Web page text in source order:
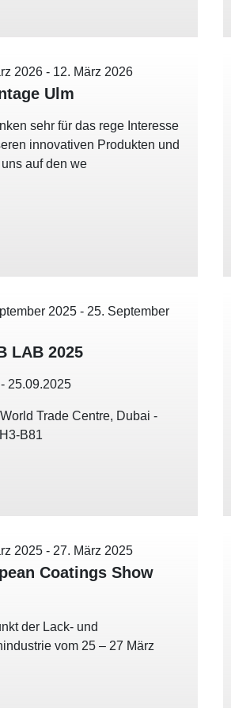
2026 - 12. März 2026
Ulm
sehr für das rege Interesse
innovativen Produkten und
auf den we
2025 - 25. September
LAB 2025
25.09.2025
Trade Centre, Dubai -
B81
2025 - 27. März 2025
Coatings Show
der Lack- und
vom 25 – 27 März